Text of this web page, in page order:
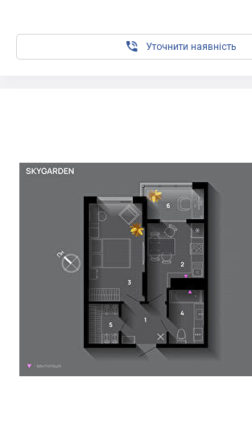
 Уточнити наявність